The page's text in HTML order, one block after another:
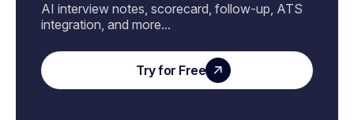
AI interview notes, scorecard, follow-up, ATS
integration, and more...
Try for Free